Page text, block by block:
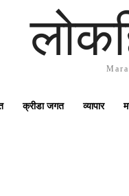
क्रीडा जगत व्यापार